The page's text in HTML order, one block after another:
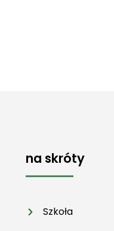
na skróty
Szkoła